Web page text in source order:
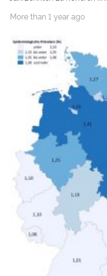
Bundesinstitut für
gesamten Einkommen
unterschiedliche
Deutschland geborene
verändert hat. Das
hohen Einkommen
Anstieg des Mietanteils
hinnehmen mussten,
Menschen mit…
More than 1 year ago